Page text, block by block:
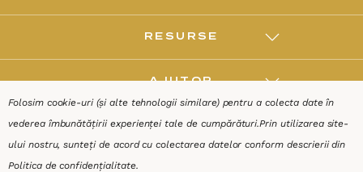
RESURSE
AJUTOR
DESPRE
Folosim cookie-uri (și alte tehnologii similare) pentru a colecta date în
vederea îmbunătățirii experienței tale de cumpărături.Prin utilizarea site-
ului nostru, sunteți de acord cu colectarea datelor conform descrierii din
Politica de confidențialitate.